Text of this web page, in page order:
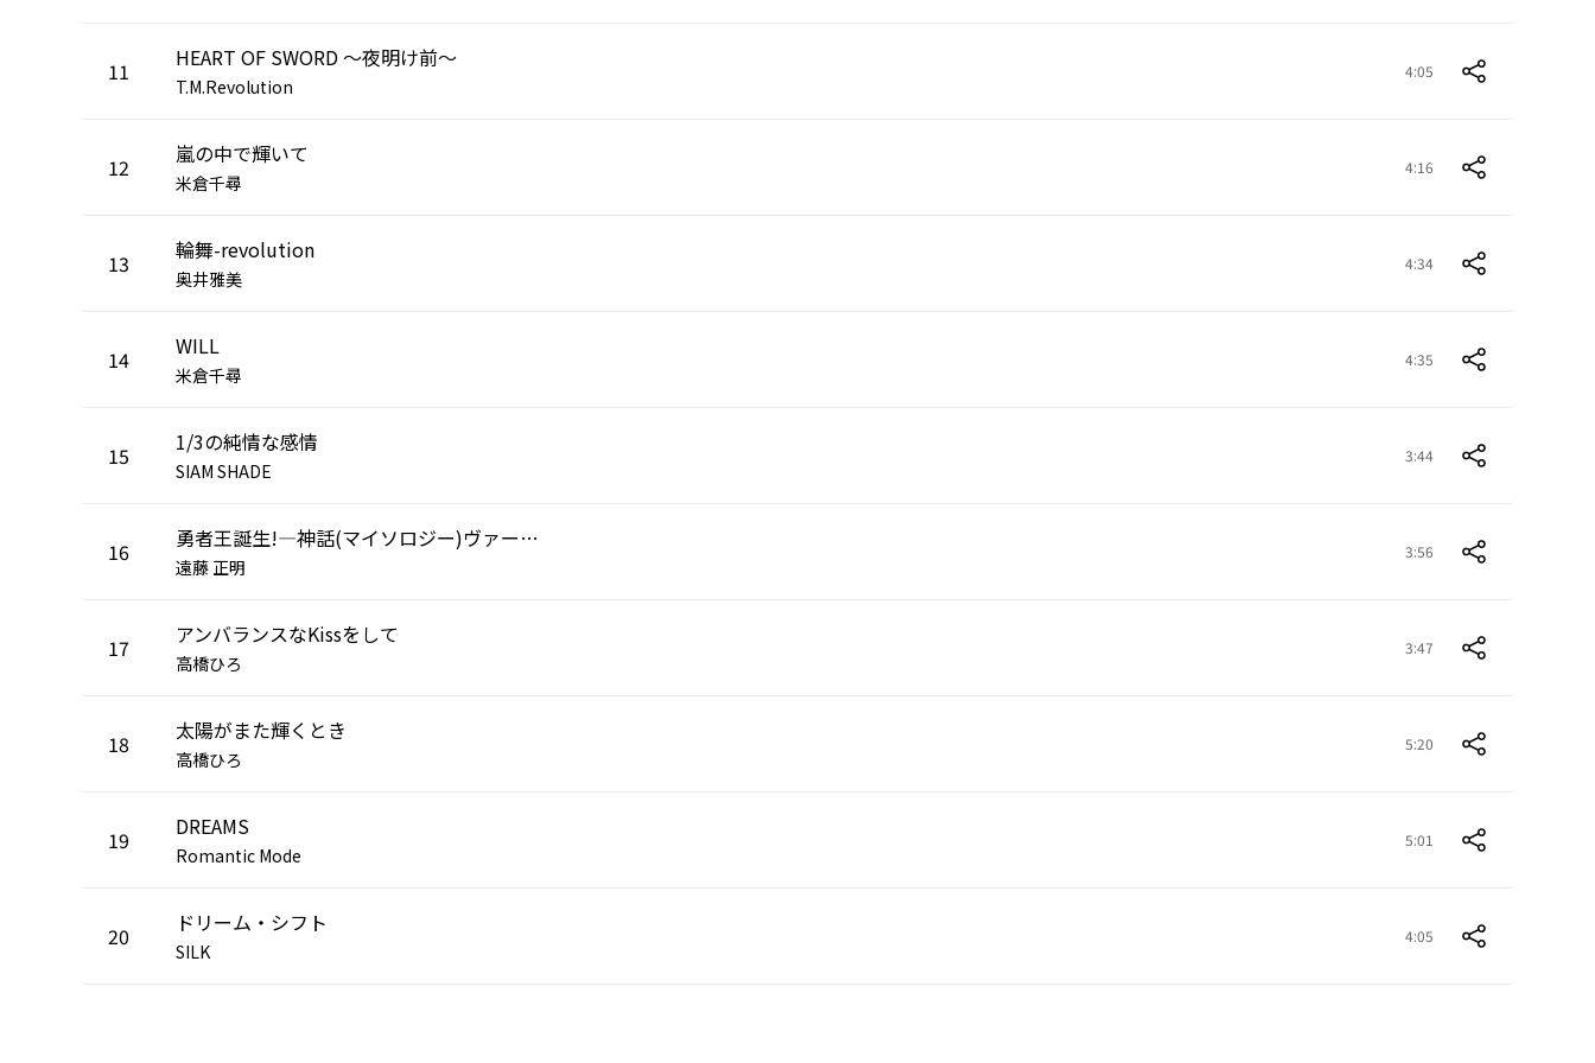
11 HEART OF SWORD 〜夜明け前〜
T.M.Revolution
4:05
12 嵐の中で輝いて
米倉千尋
4:16
13 輪舞-revolution
奥井雅美
4:34
14 WILL
米倉千尋
4:35
15 1/3の純情な感情
SIAM SHADE
3:44
16 勇者王誕生!―神話(マイソロジー)ヴァージョン―
遠藤 正明
3:56
17 アンバランスなKissをして
高橋ひろ
3:47
18 太陽がまた輝くとき
高橋ひろ
5:20
19 DREAMS
Romantic Mode
5:01
20 ドリーム・シフト
SILK
4:05